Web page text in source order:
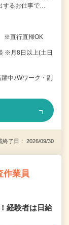
するお仕事で…
※直行直帰OK
※月8日以上(土日
中♪Wワーク・副
了日： 2026/09/30
作業員
経験者は日給